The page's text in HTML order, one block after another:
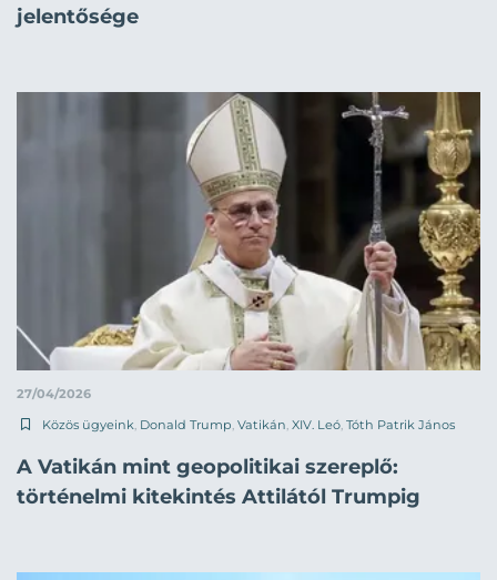
jelentősége
27/04/2026
Közös ügyeink, Donald Trump, Vatikán, XIV. Leó, Tóth Patrik János
A Vatikán mint geopolitikai szereplő:
történelmi kitekintés Attilától Trumpig